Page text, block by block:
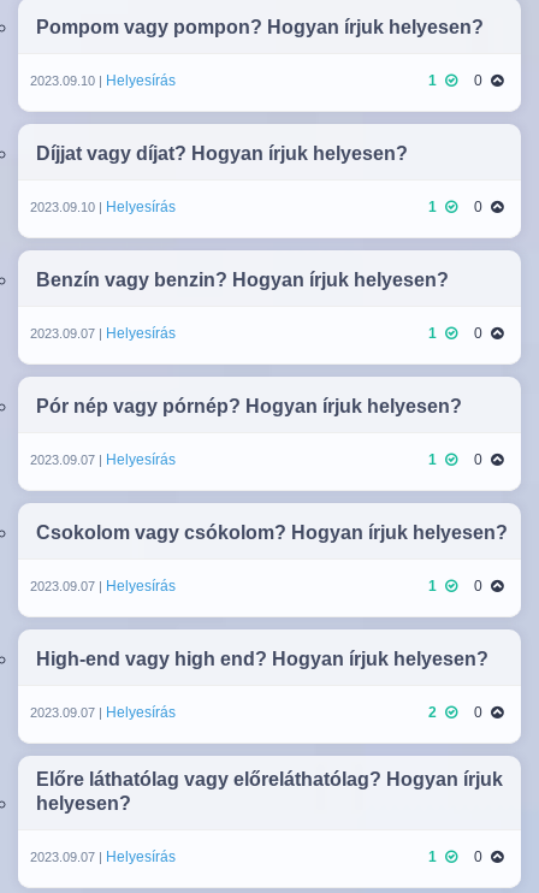
Pompom vagy pompon? Hogyan írjuk helyesen?
2023.09.10 | Helyesírás 1 0
Díjjat vagy díjat? Hogyan írjuk helyesen?
2023.09.10 | Helyesírás 1 0
Benzín vagy benzin? Hogyan írjuk helyesen?
2023.09.07 | Helyesírás 1 0
Pór nép vagy pórnép? Hogyan írjuk helyesen?
2023.09.07 | Helyesírás 1 0
Csokolom vagy csókolom? Hogyan írjuk helyesen?
2023.09.07 | Helyesírás 1 0
High-end vagy high end? Hogyan írjuk helyesen?
2023.09.07 | Helyesírás 2 0
Előre láthatólag vagy előreláthatólag? Hogyan írjuk
helyesen?
2023.09.07 | Helyesírás 1 0